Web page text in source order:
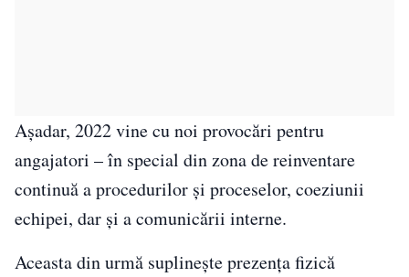
Aşadar, 2022 vine cu noi provocări pentru
angajatori – în special din zona de reinventare
continuă a procedurilor şi proceselor, coeziunii
echipei, dar şi a comunicării interne.
Aceasta din urmă suplineşte prezenţa fizică